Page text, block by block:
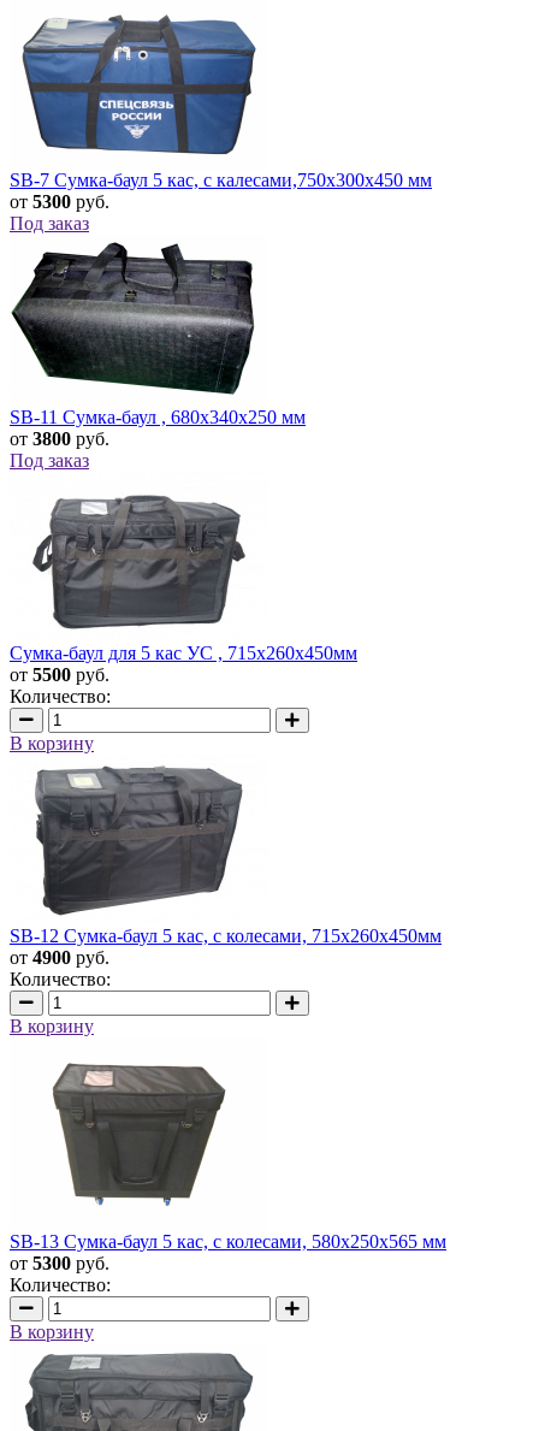
SB-7 Сумка-баул 5 кас, с калесами,750x300x450 мм
от 5300 руб.
Под заказ
SB-11 Сумка-баул , 680х340х250 мм
от 3800 руб.
Под заказ
Сумка-баул для 5 кас УС , 715х260х450мм
от 5500 руб.
Количество:
В корзину
SB-12 Сумка-баул 5 кас, с колесами, 715х260х450мм
от 4900 руб.
Количество:
В корзину
SB-13 Сумка-баул 5 кас, с колесами, 580х250х565 мм
от 5300 руб.
Количество:
В корзину